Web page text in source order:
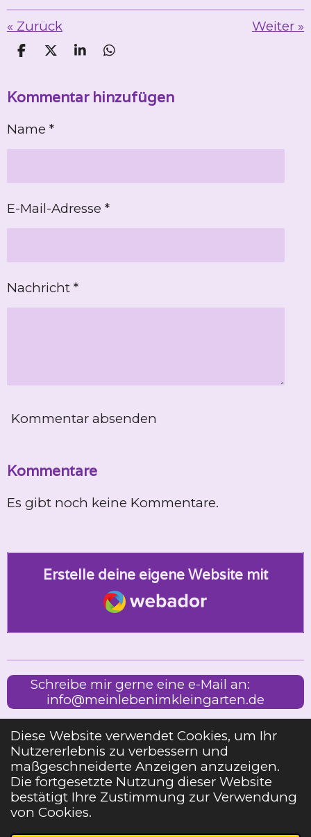
Diese Website verwendet Cookies, um Ihr
Nutzererlebnis zu verbessern und
maßgeschneiderte Anzeigen anzuzeigen.
Die fortgesetzte Nutzung dieser Website
bestätigt Ihre Zustimmung zur Verwendung
von Cookies.
« Zurück Weiter »
T
l
T
l
n
T
l
T
l
Kommentar hinzufügen
Name *
E-Mail-Adresse *
Nachricht *
Kommentar absenden
Kommentare
Es gibt noch keine Kommentare.
Erstelle deine eigene Website mit
Webador
Schreibe mir gerne eine e-Mail an:
info@meinlebenimkleingarten.de
Impressum
Teilen Teilen
2023 MEIN LEBEN IM KLEINGARTEN